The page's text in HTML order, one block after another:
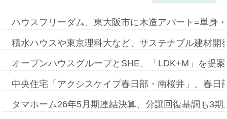
ハウスフリーダム、東大阪市に木造アパート=単身
積水ハウスや東京理科大など、サステナブル建材
オープンハウスグループとSHE、「LDK+M」を提
中央住宅「アクシスケイプ春日部・南桜井」、春
タマホーム26年5月期連結決算、分譲回復基調も3